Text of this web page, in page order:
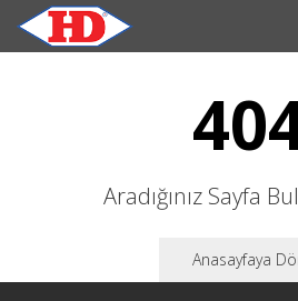
Aradığınız Sayfa
Anasayfaya